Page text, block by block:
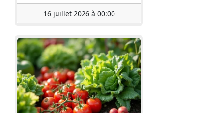
16 juillet 2026 à 00:00